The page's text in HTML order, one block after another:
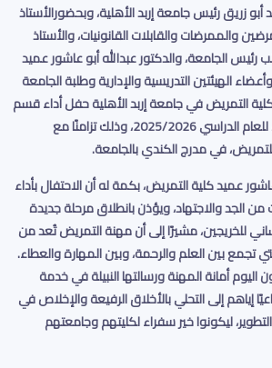
أبو زريق رئيس جامعة إربد الأهلية، وبحضورالأستاذ
والممرضات والقابلات القانونيات، والأستاذ
رئيس الجامعة، والدكتور عبدالله أبو عاشور عميد
الهيئتين التدريسية والإدارية وطلبة الجامعة
التمريض في جامعة إربد الأهلية حفل أداء قسم
التمريض لطلبتها الخريجين للعام الدراسي 2025/2026، وذلك تزامنًا مع
في مدرج الكندي بالجامعة.
عميد كلية التمريض، بكمة له أن الاحتفال بأداء
الجد والاجتهاد، ويؤذن بانطلاق مرحلة جديدة
للخريجين، مشيرًا إلى أن مهنة التمريض تُعد من
تجمع بين العلم والرحمة، وبين المهارة والعطاء.
أمانة المهنة ورسالتها النبيلة في خدمة
إياهم إلى التحلي بالأخلاق الرفيعة والإخلاص في
ليكونوا خير سفراء لكليتهم وجامعتهم